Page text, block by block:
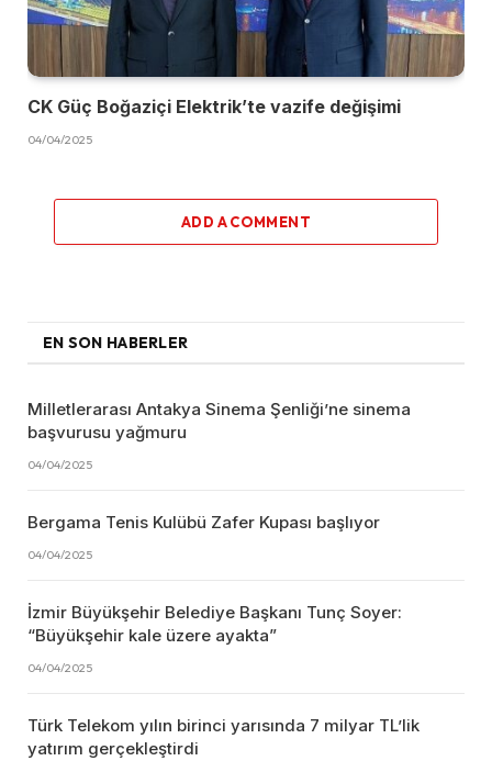
CK Güç Boğaziçi Elektrik’te vazife değişimi
04/04/2025
ADD A COMMENT
EN SON HABERLER
Milletlerarası Antakya Sinema Şenliği’ne sinema
başvurusu yağmuru
04/04/2025
Bergama Tenis Kulübü Zafer Kupası başlıyor
04/04/2025
İzmir Büyükşehir Belediye Başkanı Tunç Soyer:
“Büyükşehir kale üzere ayakta”
04/04/2025
Türk Telekom yılın birinci yarısında 7 milyar TL’lik
yatırım gerçekleştirdi